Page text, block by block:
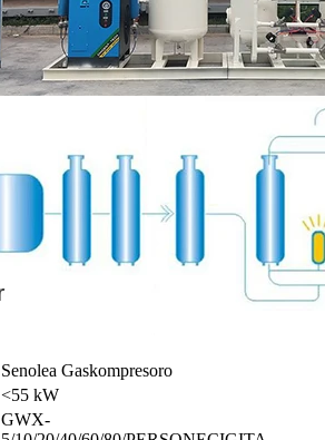
Senolea Gaskompresoro
<55 kW
GWX-